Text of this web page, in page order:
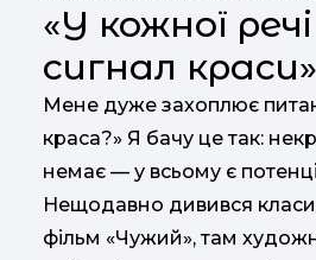
«У кожної речі
сигнал краси»
Мене дуже захоплює
краса?» Я бачу це так:
немає — у всьому є
Нещодавно дивився
фільм «Чужий», там